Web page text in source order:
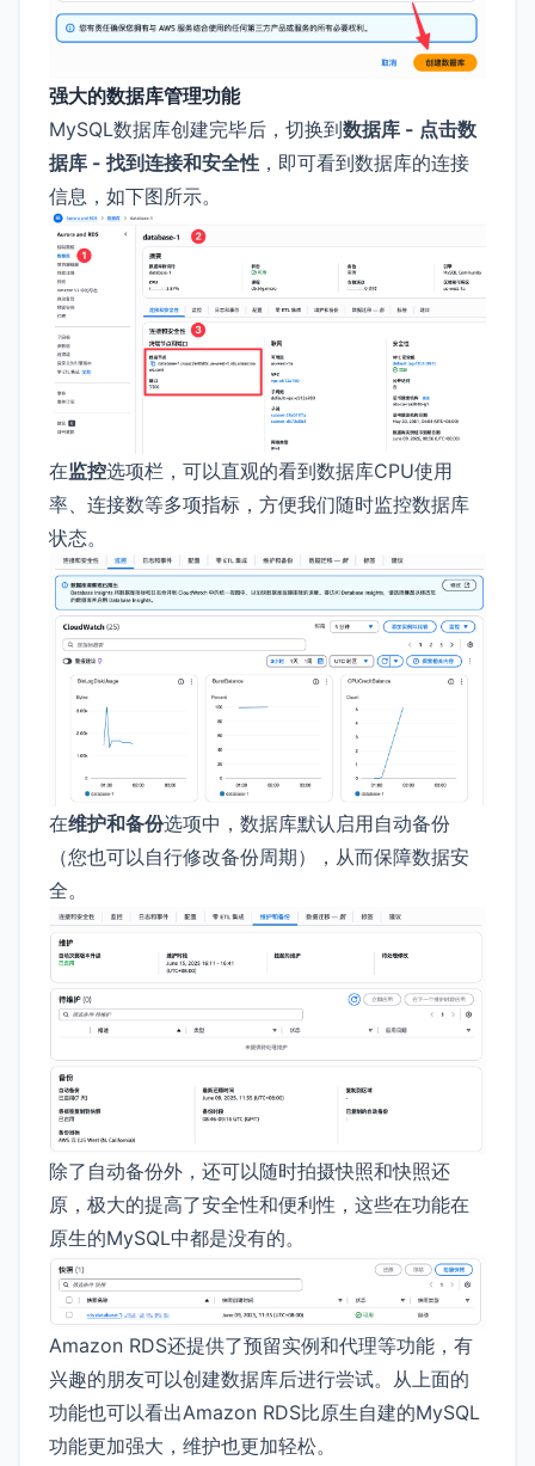
强大的数据库管理功能
MySQL数据库创建完毕后，切换到数据库 - 点击数
据库 - 找到连接和安全性 ，即可看到数据库的连接
信息，如下图所示。
在监控选项栏，可以直观的看到数据库CPU使用
率、连接数等多项指标，方便我们随时监控数据库
状态。
在维护和备份选项中，数据库默认启用自动备份
（您也可以自行修改备份周期），从而保障数据安
全。
除了自动备份外，还可以随时拍摄快照和快照还
原，极大的提高了安全性和便利性，这些在功能在
原生的MySQL中都是没有的。
Amazon RDS还提供了预留实例和代理等功能，有
兴趣的朋友可以创建数据库后进行尝试。从上面的
功能也可以看出Amazon RDS比原生自建的MySQL
功能更加强大，维护也更加轻松。